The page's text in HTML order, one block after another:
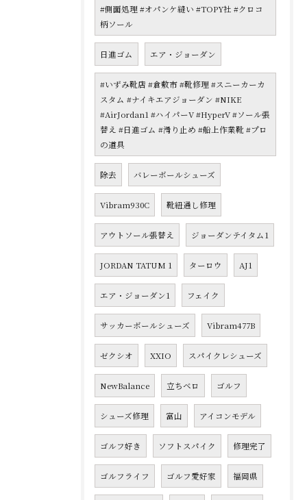
#側面処理 #オパンケ縫い #TOPY社 #クロコ
柄ソール
日進ゴム エア・ジョーダン
#いずみ靴店 #倉敷市 #靴修理 #スニーカーカ
スタム #ナイキエアジョーダン #NIKE
#AirJordan1 #ハイパーV #HyperV #ソール張
替え #日進ゴム #滑り止め #船上作業靴 #プロ
の道具
除去 バレーボールシューズ
Vibram930C 靴紐通し修理
アウトソール張替え ジョーダンテイタム1
JORDAN TATUM 1 ターロウ AJ1
エア・ジョーダン1 フェイク
サッカーボールシューズ Vibram477B
ゼクシオ XXIO スパイクレシューズ
NewBalance 立ちベロ ゴルフ
シューズ修理 富山 アイコンモデル
ゴルフ好き ソフトスパイク 修理完了
ゴルフライフ ゴルフ愛好家 福岡県